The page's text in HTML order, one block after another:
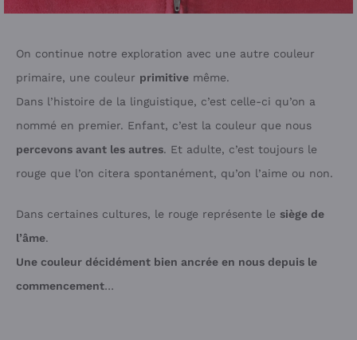
On continue notre exploration avec une autre couleur
primaire, une couleur primitive même.
Dans l’histoire de la linguistique, c’est celle-ci qu’on a
nommé en premier. Enfant, c’est la couleur que nous
percevons avant les autres. Et adulte, c’est toujours le
rouge que l’on citera spontanément, qu’on l’aime ou non.
Dans certaines cultures, le rouge représente le siège de
l’âme.
Une couleur décidément bien ancrée en nous depuis le
commencement…